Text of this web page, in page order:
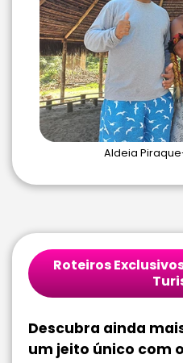
Aldeia
Roteiros
Descubra ainda
um jeito único com